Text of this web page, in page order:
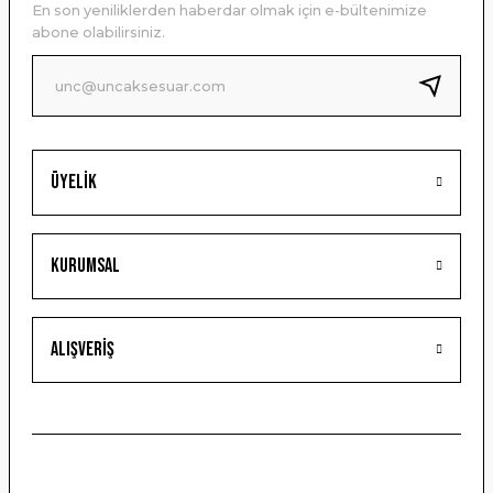
Ürün bilgilerinde hatalar bulunuyor.
Ürün fiyatı diğer sitelerden daha pahalı.
Bu ürüne benzer farklı alternatifler olmalı.
Gönder
Üyelik
Kurumsal
Alışveriş
En son yeniliklerden haberdar olmak için e-bültenimize
abone olabilirsiniz.